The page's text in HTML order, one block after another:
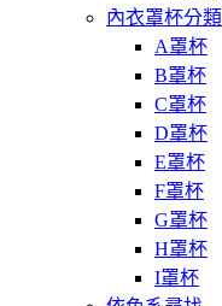
內衣罩杯分類
A罩杯
B罩杯
C罩杯
D罩杯
E罩杯
F罩杯
G罩杯
H罩杯
I罩杯